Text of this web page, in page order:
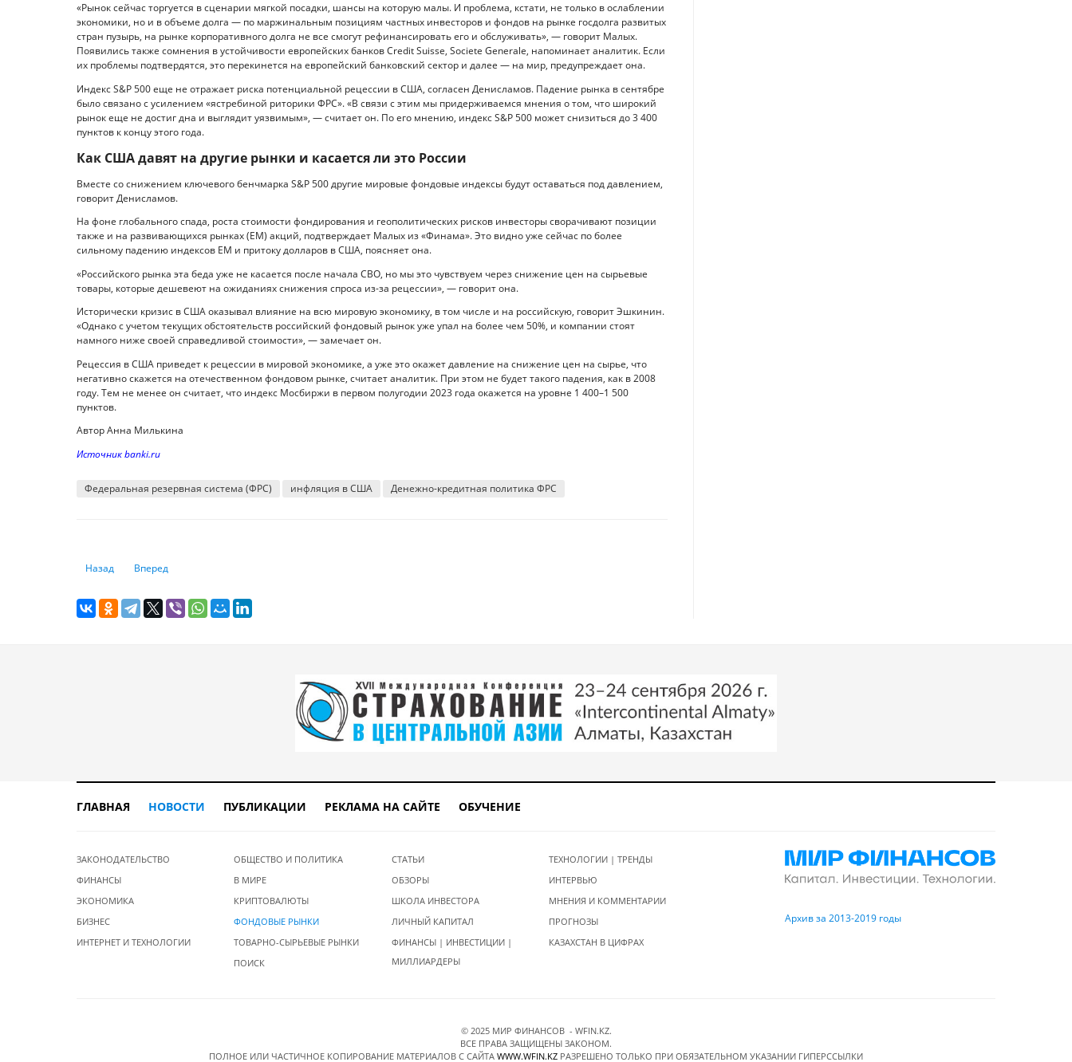
«Рынок сейчас торгуется в сценарии мягкой посадки, шансы на которую малы. И проблема, кстати, не только в ослаблении
экономики, но и в объеме долга — по маржинальным позициям частных инвесторов и фондов на рынке госдолга развитых
стран пузырь, на рынке корпоративного долга не все смогут рефинансировать его и обслуживать», — говорит Малых.
Появились также сомнения в устойчивости европейских банков Credit Suisse, Societe Generale, напоминает аналитик. Если
их проблемы подтвердятся, это перекинется на европейский банковский сектор и далее — на мир, предупреждает она.
Индекс S&P 500 еще не отражает риска потенциальной рецессии в США, согласен Денисламов. Падение рынка в сентябре
было связано с усилением «ястребиной риторики ФРС». «В связи с этим мы придерживаемся мнения о том, что широкий
рынок еще не достиг дна и выглядит уязвимым», — считает он. По его мнению, индекс S&P 500 может снизиться до 3 400
пунктов к концу этого года.
Как США давят на другие рынки и касается ли это России
Вместе со снижением ключевого бенчмарка S&P 500 другие мировые фондовые индексы будут оставаться под давлением,
говорит Денисламов.
На фоне глобального спада, роста стоимости фондирования и геополитических рисков инвесторы сворачивают позиции
также и на развивающихся рынках (ЕМ) акций, подтверждает Малых из «Финама». Это видно уже сейчас по более
сильному падению индексов ЕМ и притоку долларов в США, поясняет она.
«Российского рынка эта беда уже не касается после начала СВО, но мы это чувствуем через снижение цен на сырьевые
товары, которые дешевеют на ожиданиях снижения спроса из-за рецессии», — говорит она.
Исторически кризис в США оказывал влияние на всю мировую экономику, в том числе и на российскую, говорит Эшкинин.
«Однако с учетом текущих обстоятельств российский фондовый рынок уже упал на более чем 50%, и компании стоят
намного ниже своей справедливой стоимости», — замечает он.
Рецессия в США приведет к рецессии в мировой экономике, а уже это окажет давление на снижение цен на сырье, что
негативно скажется на отечественном фондовом рынке, считает аналитик. При этом не будет такого падения, как в 2008
году. Тем не менее он считает, что индекс Мосбиржи в первом полугодии 2023 года окажется на уровне 1 400–1 500
пунктов.
Автор Анна Милькина
Источник banki.ru
Федеральная резервная система (ФРС) инфляция в США Денежно-кредитная политика ФРС
Предыдущий: Спасительная гавань: как защитить свои деньги от кризисов
Назад Следующий: Куда катится доллар: что происходит с американской валютой в Казахстане
Вперед
ГЛАВНАЯ НОВОСТИ ПУБЛИКАЦИИ РЕКЛАМА НА САЙТЕ ОБУЧЕНИЕ
ЗАКОНОДАТЕЛЬСТВО
ФИНАНСЫ
ЭКОНОМИКА
БИЗНЕС
ИНТЕРНЕТ И ТЕХНОЛОГИИ
ОБЩЕСТВО И ПОЛИТИКА
В МИРЕ
КРИПТОВАЛЮТЫ
ФОНДОВЫЕ РЫНКИ
ТОВАРНО-СЫРЬЕВЫЕ РЫНКИ
ПОИСК
СТАТЬИ
ОБЗОРЫ
ШКОЛА ИНВЕСТОРА
ЛИЧНЫЙ КАПИТАЛ
ФИНАНСЫ | ИНВЕСТИЦИИ |
МИЛЛИАРДЕРЫ
ТЕХНОЛОГИИ | ТРЕНДЫ
ИНТЕРВЬЮ
МНЕНИЯ И КОММЕНТАРИИ
ПРОГНОЗЫ
КАЗАХСТАН В ЦИФРАХ
Архив за 2013-2019 годы
© 2025 МИР ФИНАНСОВ - WFIN.KZ.
ВСЕ ПРАВА ЗАЩИЩЕНЫ ЗАКОНОМ.
ПОЛНОЕ ИЛИ ЧАСТИЧНОЕ КОПИРОВАНИЕ МАТЕРИАЛОВ C САЙТА WWW.WFIN.KZ РАЗРЕШЕНО ТОЛЬКО ПРИ ОБЯЗАТЕЛЬНОМ УКАЗАНИИ ГИПЕРССЫЛКИ